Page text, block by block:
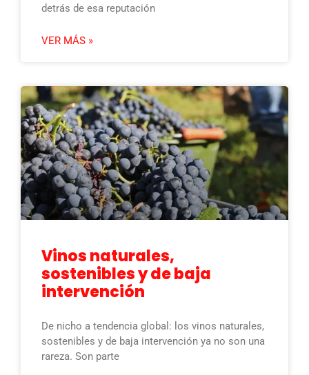
detrás de esa reputación
VER MÁS »
Vinos naturales,
sostenibles y de baja
intervención
De nicho a tendencia global: los vinos naturales,
sostenibles y de baja intervención ya no son una
rareza. Son parte